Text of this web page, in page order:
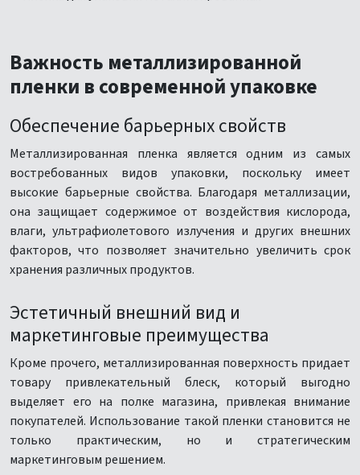
Важность металлизированной
пленки в современной упаковке
Обеспечение барьерных свойств
Металлизированная пленка является одним из самых
востребованных видов упаковки, поскольку имеет
высокие барьерные свойства. Благодаря металлизации,
она защищает содержимое от воздействия кислорода,
влаги, ультрафиолетового излучения и других внешних
факторов, что позволяет значительно увеличить срок
хранения различных продуктов.
Эстетичный внешний вид и
маркетинговые преимущества
Кроме прочего, металлизированная поверхность придает
товару привлекательный блеск, который выгодно
выделяет его на полке магазина, привлекая внимание
покупателей. Использование такой пленки становится не
только практическим, но и стратегическим
маркетинговым решением.